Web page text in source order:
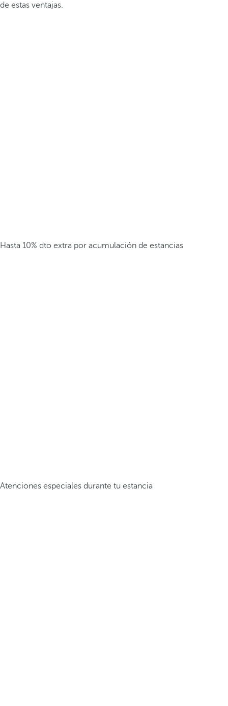
de estas ventajas.
Hasta 10% dto extra por acumulación de estancias
Atenciones especiales durante tu estancia